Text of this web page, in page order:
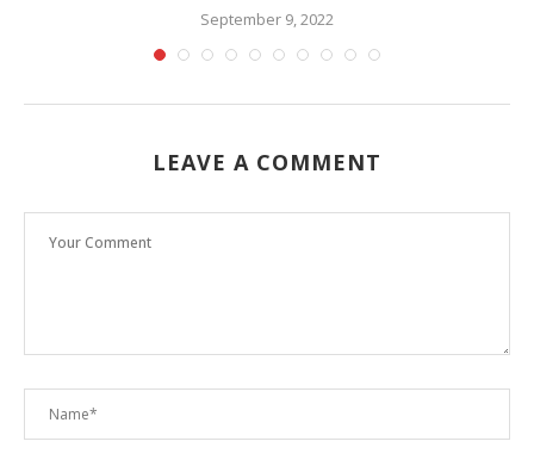
September 9, 2022
LEAVE A COMMENT